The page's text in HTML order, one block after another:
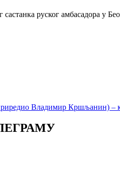
руског амбасадора у